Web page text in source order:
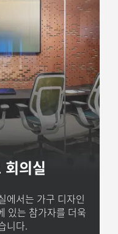
의실
에서는 가구 디자인
있는 참가자를 더욱
니다.